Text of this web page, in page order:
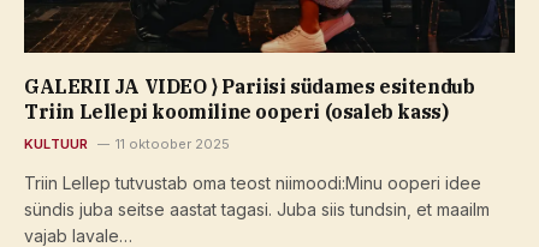
GALERII JA VIDEO ⟩ Pariisi südames esitendub
Triin Lellepi koomiline ooperi (osaleb kass)
KULTUUR 11 oktoober 2025
Triin Lellep tutvustab oma teost niimoodi:Minu ooperi idee
sündis juba seitse aastat tagasi. Juba siis tundsin, et maailm
vajab lavale…